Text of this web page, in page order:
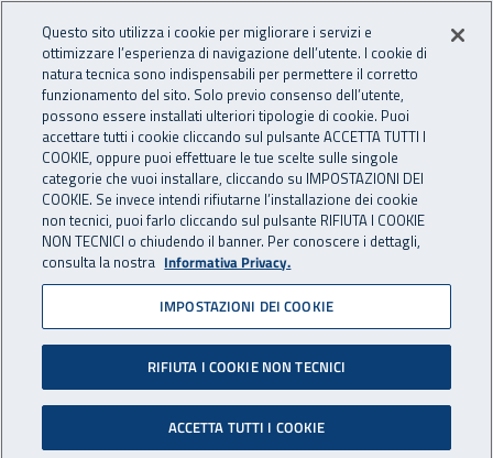
INAIL - Istituto Nazionale
Apri cerca
Navigazione principale
Pagina non disponibile
Il contenuto non è stato trovato. Per continuare la
navigazione è possibile ritornare alla
Footer
Questo sito utilizza i cookie per migliorare i servizi e
ottimizzare l’esperienza di navigazione dell’utente. I cookie di
natura tecnica sono indispensabili per permettere il corretto
funzionamento del sito. Solo previo consenso dell’utente,
possono essere installati ulteriori tipologie di cookie. Puoi
accettare tutti i cookie cliccando sul pulsante ACCETTA TUTTI I
COOKIE, oppure puoi effettuare le tue scelte sulle singole
categorie che vuoi installare, cliccando su IMPOSTAZIONI DEI
COOKIE. Se invece intendi rifiutarne l’installazione dei cookie
non tecnici, puoi farlo cliccando sul pulsante RIFIUTA I COOKIE
NON TECNICI o chiudendo il banner. Per conoscere i dettagli,
consulta la nostra Informativa Privacy.
IMPOSTAZIONI DEI COOKIE
RIFIUTA I COOKIE NON TECNICI
ACCETTA TUTTI I COOKIE